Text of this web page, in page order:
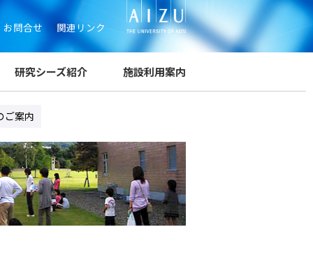
お問合せ 関連リンク
研究シーズ紹介 施設利用案内
ご案内